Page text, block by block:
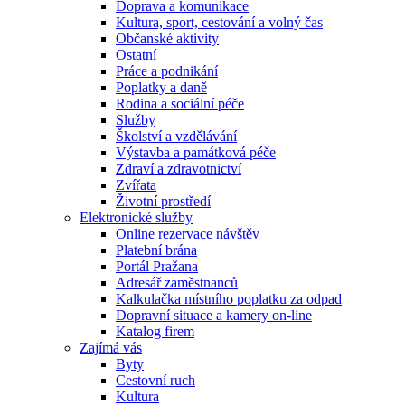
Doprava a komunikace
Kultura, sport, cestování a volný čas
Občanské aktivity
Ostatní
Práce a podnikání
Poplatky a daně
Rodina a sociální péče
Služby
Školství a vzdělávání
Výstavba a památková péče
Zdraví a zdravotnictví
Zvířata
Životní prostředí
Elektronické služby
Online rezervace návštěv
Platební brána
Portál Pražana
Adresář zaměstnanců
Kalkulačka místního poplatku za odpad
Dopravní situace a kamery on-line
Katalog firem
Zajímá vás
Byty
Cestovní ruch
Kultura